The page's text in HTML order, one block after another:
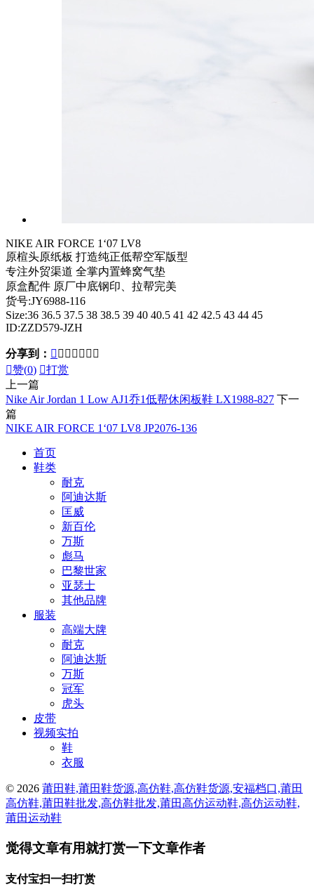
NIKE AIR FORCE 1‘07 LV8
原楦头原纸板 打造纯正低帮空军版型
专注外贸渠道 全掌内置蜂窝气垫
原盒配件 原厂中底钢印、拉帮完美
货号:JY6988-116
Size:36 36.5 37.5 38 38.5 39 40 40.5 41 42 42.5 43 44 45
ID:ZZD579-JZH
分享到：       
赞(0) 打赏
上一篇
Nike Air Jordan 1 Low AJ1乔1低帮休闲板鞋 LX1988-827 下一
篇
NIKE AIR FORCE 1‘07 LV8 JP2076-136
首页
鞋类
耐克
阿迪达斯
匡威
新百伦
万斯
彪马
巴黎世家
亚瑟士
其他品牌
服装
高端大牌
耐克
阿迪达斯
万斯
冠军
虎头
皮带
视频实拍
鞋
衣服
© 2026 莆田鞋,莆田鞋货源,高仿鞋,高仿鞋货源,安福档口,莆田
高仿鞋,莆田鞋批发,高仿鞋批发,莆田高仿运动鞋,高仿运动鞋,
莆田运动鞋
觉得文章有用就打赏一下文章作者
支付宝扫一扫打赏